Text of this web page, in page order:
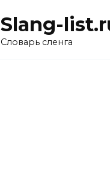
Slang-
Словарь сленга